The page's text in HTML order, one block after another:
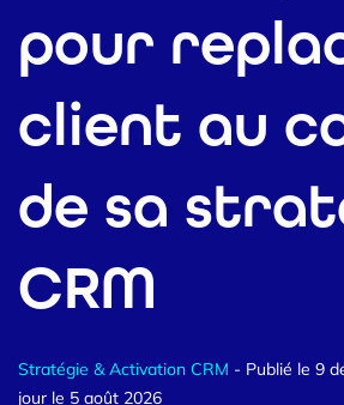
pour
client au
de sa
CRM
Stratégie & Activation CRM - Publié le 9
jour le 5 août 2026